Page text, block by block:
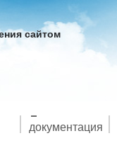
сайтом
документация